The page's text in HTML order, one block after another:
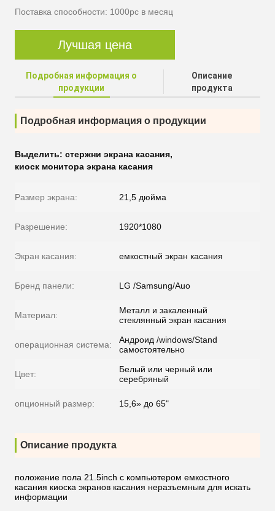
Поставка способности: 1000pc в месяц
Лучшая цена
Подробная информация о
продукции
Описание
продукта
Подробная информация о продукции
Выделить: стержни экрана касания,
киоск монитора экрана касания
Размер экрана: 21,5 дюйма
Разрешение: 1920*1080
Экран касания: емкостный экран касания
Бренд панели: LG /Samsung/Auo
Материал:
Металл и закаленный
стеклянный экран касания
операционная система:
Андроид /windows/Stand
самостоятельно
Цвет:
Белый или черный или
серебряный
опционный размер: 15,6» до 65"
Описание продукта
положение пола 21.5inch с компьютером емкостного
касания киоска экранов касания неразъемным для искать
информации